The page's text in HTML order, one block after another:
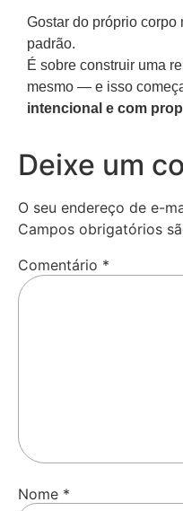
Gostar do próprio corpo
padrão.
É sobre construir uma
mesmo — e isso
intencional e com
Deixe um
O seu endereço de e-
Campos obrigatórios
Comentário *
Nome *